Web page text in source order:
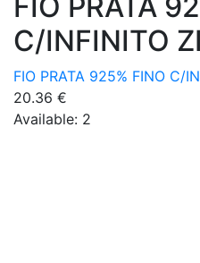
C/INFINITO
FIO PRATA 925% FINO C/
20.36 €
Available: 2